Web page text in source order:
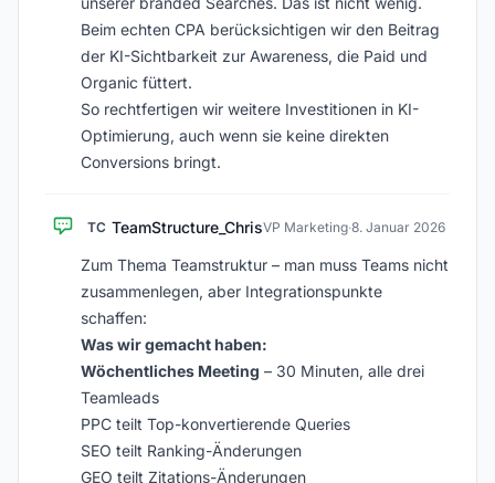
Beim echten CPA berücksichtigen wir den Beitrag
der KI-Sichtbarkeit zur Awareness, die Paid und
Organic füttert.
So rechtfertigen wir weitere Investitionen in KI-
Optimierung, auch wenn sie keine direkten
Conversions bringt.
TC TeamStructure_ChrisVP Marketing·8. Januar 2026
Zum Thema Teamstruktur – man muss Teams nicht
zusammenlegen, aber Integrationspunkte
schaffen:
Was wir gemacht haben:
Wöchentliches Meeting – 30 Minuten, alle drei
Teamleads
PPC teilt Top-konvertierende Queries
SEO teilt Ranking-Änderungen
GEO teilt Zitations-Änderungen